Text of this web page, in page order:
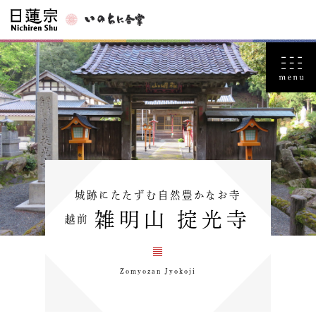
城跡にたたずむ自然豊かなお寺
越前 雑明山 掟光寺
Zomyozan Jyokoji